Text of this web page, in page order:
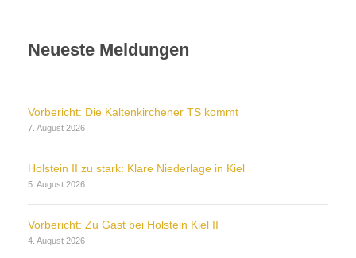
Neueste Meldungen
Vorbericht: Die Kaltenkirchener TS kommt
7. August 2026
Holstein II zu stark: Klare Niederlage in Kiel
5. August 2026
Vorbericht: Zu Gast bei Holstein Kiel II
4. August 2026